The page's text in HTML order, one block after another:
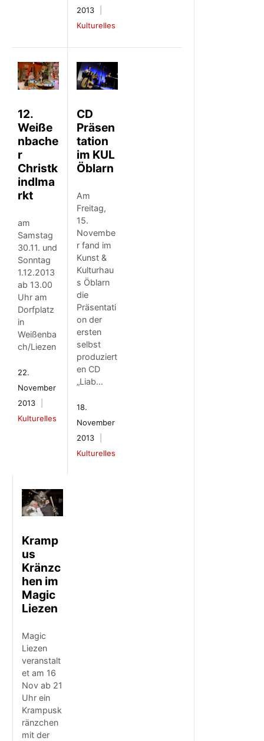
2013
Kulturelles
12.
Weiße
nbache
r
Christk
indlma
rkt
am
Samstag
30.11. und
Sonntag
1.12.2013
ab 13.00
Uhr am
Dorfplatz
in
Weißenba
ch/Liezen
22.
November
2013
Kulturelles
CD
Präsen
tation
im KUL
Öblarn
Am
Freitag,
15.
Novembe
r fand im
Kunst &
Kulturhau
s Öblarn
die
Präsentati
on der
ersten
selbst
produziert
en CD
„Liab…
18.
November
2013
Kulturelles
Kramp
us
Kränzc
hen im
Magic
Liezen
Magic
Liezen
veranstalt
et am 16
Nov ab 21
Uhr ein
Krampusk
ränzchen
mit der